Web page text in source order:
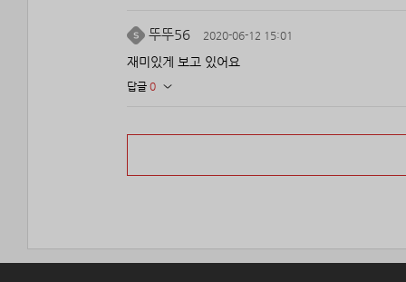
뚜뚜56 2020-06-12 15:01
재미있게 보고 있어요
답글 0